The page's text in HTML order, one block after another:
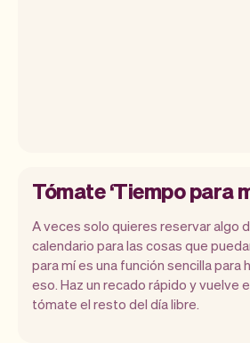
Tómate ‘Tiempo para
A veces solo quieres reservar algo
calendario para las cosas que
para mí es una función sencilla para
eso. Haz un recado rápido y vuelve
tómate el resto del día libre.